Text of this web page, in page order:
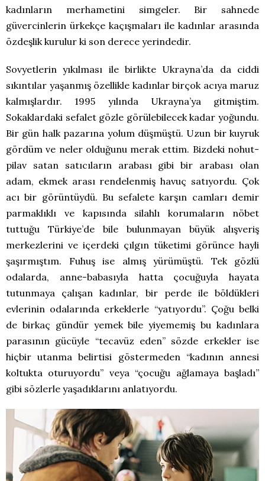
kadınların merhametini simgeler. Bir sahnede
güvercinlerin ürkekçe kaçışmaları ile kadınlar arasında
özdeşlik kurulur ki son derece yerindedir.
Sovyetlerin yıkılması ile birlikte Ukrayna’da da ciddi
sıkıntılar yaşanmış özellikle kadınlar birçok acıya maruz
kalmışlardır. 1995 yılında Ukrayna’ya gitmiştim.
Sokaklardaki sefalet gözle görülebilecek kadar yoğundu.
Bir gün halk pazarına yolum düşmüştü. Uzun bir kuyruk
gördüm ve neler olduğunu merak ettim. Bizdeki nohut-
pilav satan satıcıların arabası gibi bir arabası olan
adam, ekmek arası rendelenmiş havuç satıyordu. Çok
acı bir görüntüydü. Bu sefalete karşın camları demir
parmaklıklı ve kapısında silahlı korumaların nöbet
tuttuğu Türkiye’de bile bulunmayan büyük alışveriş
merkezlerini ve içerdeki çılgın tüketimi görünce hayli
şaşırmıştım. Fuhuş ise almış yürümüştü. Tek gözlü
odalarda, anne-babasıyla hatta çocuğuyla hayata
tutunmaya çalışan kadınlar, bir perde ile böldükleri
evlerinin odalarında erkeklerle “yatıyordu”. Çoğu belki
de birkaç gündür yemek bile yiyememiş bu kadınlara
parasının gücüyle “tecavüz eden” sözde erkekler ise
hiçbir utanma belirtisi göstermeden “kadının annesi
koltukta oturuyordu” veya “çocuğu ağlamaya başladı”
gibi sözlerle yaşadıklarını anlatıyordu.